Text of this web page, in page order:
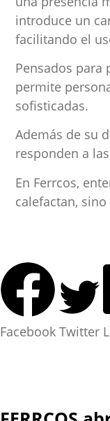
introduce un
facilitando el
Pensados para
permite
sofisticadas.
Además de su
responden a
En Ferrcos,
calefactan,
Facebook Twitter